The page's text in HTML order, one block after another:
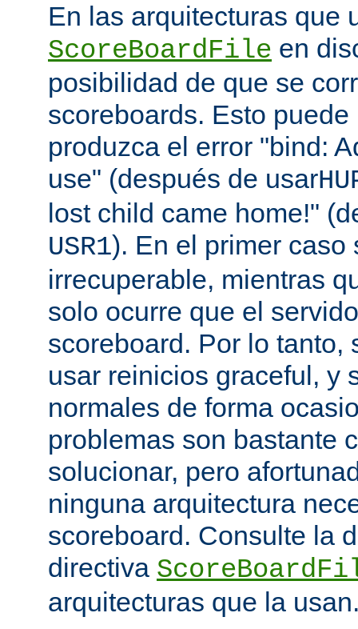
En las arquitecturas que
ScoreBoardFile en
posibilidad de que se
scoreboards. Esto
produzca el error "bind:
use" (después de usar
lost child came home!"
USR1). En el primer caso
irrecuperable, mientras
solo ocurre que el
scoreboard. Por lo tanto,
usar reinicios graceful, y
normales de forma
problemas son bastante
solucionar, pero
ninguna arquitectura
scoreboard. Consulte la
directiva
arquitecturas que la